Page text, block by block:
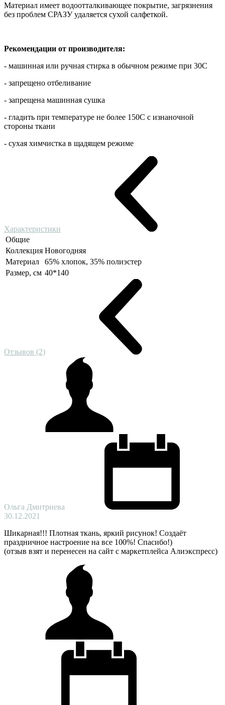
Материал имеет водоотталкивающее покрытие, загрязнения
без проблем СРАЗУ удаляется сухой салфеткой.
Рекомендации от производителя:
- машинная или ручная стирка в обычном режиме при 30С
- запрещено отбеливание
- запрещена машинная сушка
- гладить при температуре не более 150С с изнаночной
стороны ткани
- сухая химчистка в щадящем режиме
Характеристики
Общие
Коллекция Новогодняя
Материал
65% хлопок, 35% полиэстер
Размер, см 40*140
Отзывов (2)
Ольга Дмитриева
30.12.2021
Шикарная!!! Плотная ткань, яркий рисунок! Создаёт
праздничное настроение на все 100%! Спасибо!)
(отзыв взят и перенесен на сайт с маркетплейса Алиэкспресс)